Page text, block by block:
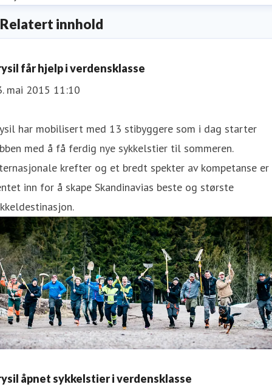
Relatert innhold
får hjelp i verdensklasse
mai 2015 11:10
har mobilisert med 13 stibyggere som i dag starter
med å få ferdig nye sykkelstier til sommeren.
krefter og et bredt spekter av kompetanse er
inn for å skape Skandinavias beste og største
åpnet sykkelstier i verdensklasse